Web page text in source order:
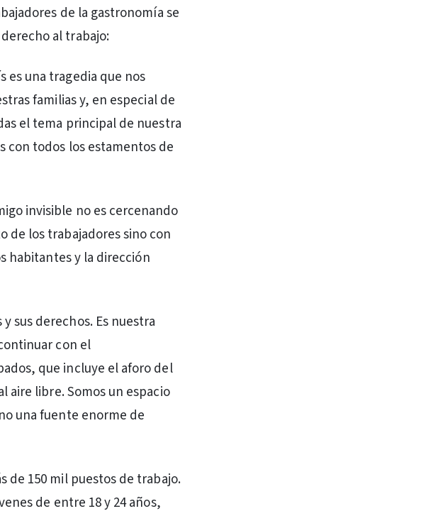
de la gastronomía se
al trabajo:
es una tragedia que nos
familias y, en especial de
el tema principal de nuestra
con todos los estamentos de
invisible no es cercenando
de los trabajadores sino con
habitantes y la dirección
sus derechos. Es nuestra
con el
que incluye el aforo del
libre. Somos un espacio
una fuente enorme de
de 150 mil puestos de trabajo.
de entre 18 y 24 años,